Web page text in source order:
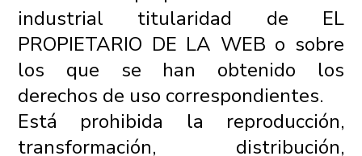
industrial titularidad de EL
PROPIETARIO DE LA WEB o sobre
los que se han obtenido los
derechos de uso correspondientes.
Está prohibida la reproducción,
transformación, distribución,